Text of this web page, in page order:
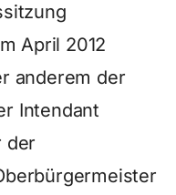
April 2012
anderem der
Intendant
der